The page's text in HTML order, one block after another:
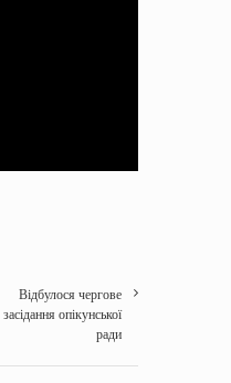
Відбулося чергове
засідання опікунської
ради